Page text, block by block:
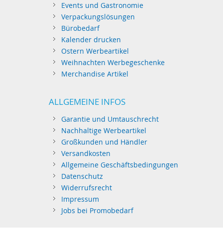
Events und Gastronomie
Verpackungslösungen
Bürobedarf
Kalender drucken
Ostern Werbeartikel
Weihnachten Werbegeschenke
Merchandise Artikel
ALLGEMEINE INFOS
Garantie und Umtauschrecht
Nachhaltige Werbeartikel
Großkunden und Händler
Versandkosten
Allgemeine Geschäftsbedingungen
Datenschutz
Widerrufsrecht
Impressum
Jobs bei Promobedarf